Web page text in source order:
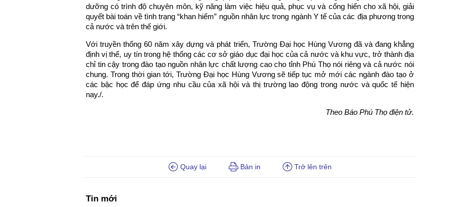
dưỡng có trình độ chuyên môn, kỹ năng làm việc hiệu quả, phục vụ và cống hiến cho xã hội, giải
quyết bài toán về tình trạng “khan hiếm” nguồn nhân lực trong ngành Y tế của các địa phương trong
cả nước và trên thế giới.
Với truyền thống 60 năm xây dựng và phát triển, Trường Đại học Hùng Vương đã và đang khẳng
định vị thế, uy tín trong hệ thống các cơ sở giáo dục đại học của cả nước và khu vực, trở thành địa
chỉ tin cậy trong đào tạo nguồn nhân lực chất lượng cao cho tỉnh Phú Thọ nói riêng và cả nước nói
chung. Trong thời gian tới, Trường Đại học Hùng Vương sẽ tiếp tục mở mới các ngành đào tạo ở
các bậc học để đáp ứng nhu cầu của xã hội và thị trường lao động trong nước và quốc tế hiện
nay./.
Theo Báo Phú Thọ điện tử.
Quay lại Bản in Trở lên trên
Tin mới